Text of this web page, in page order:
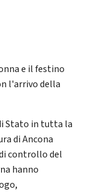
e il festino
l'arrivo della
Stato in tutta la
di Ancona
controllo del
hanno